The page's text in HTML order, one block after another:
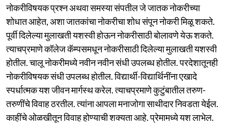
नोकरीविषयक प्रश्न अथवा समस्या संपतील जे जातक नोकरीच्या
शोधात आहेत, अशा जातकांचा नोकरीचा शोध संपून नोकरी मिळू शकते.
पूर्वी दिलेल्या मुलाखती यशस्वी होऊन नोकरीसाठी बोलावणे येऊ शकते.
त्याचप्रमाणे कॉलेज कॅम्पसमधून नोकरीसाठी दिलेल्या मुलाखती यशस्वी
होतील. चालू नोकरीमध्ये नवीन नवीन संधी उपलब्ध होतील. परदेशातूनही
नोकरीविषयक संधी उपलब्ध होतील. विद्यार्थी-विद्यार्थिनींना एखादे
स्पर्धात्मक यश जीवन मार्गस्थ करेल. त्याचप्रमाणे कुटुंबातील तरुण-
तरुणींचे विवाह ठरतील. त्यांना आपला मनाजोगा साथीदार निवडता येईल.
काहींचे ओळखीतून विवाह होण्याची शक्यता आहे. प्रेमामध्ये यश लाभेल.